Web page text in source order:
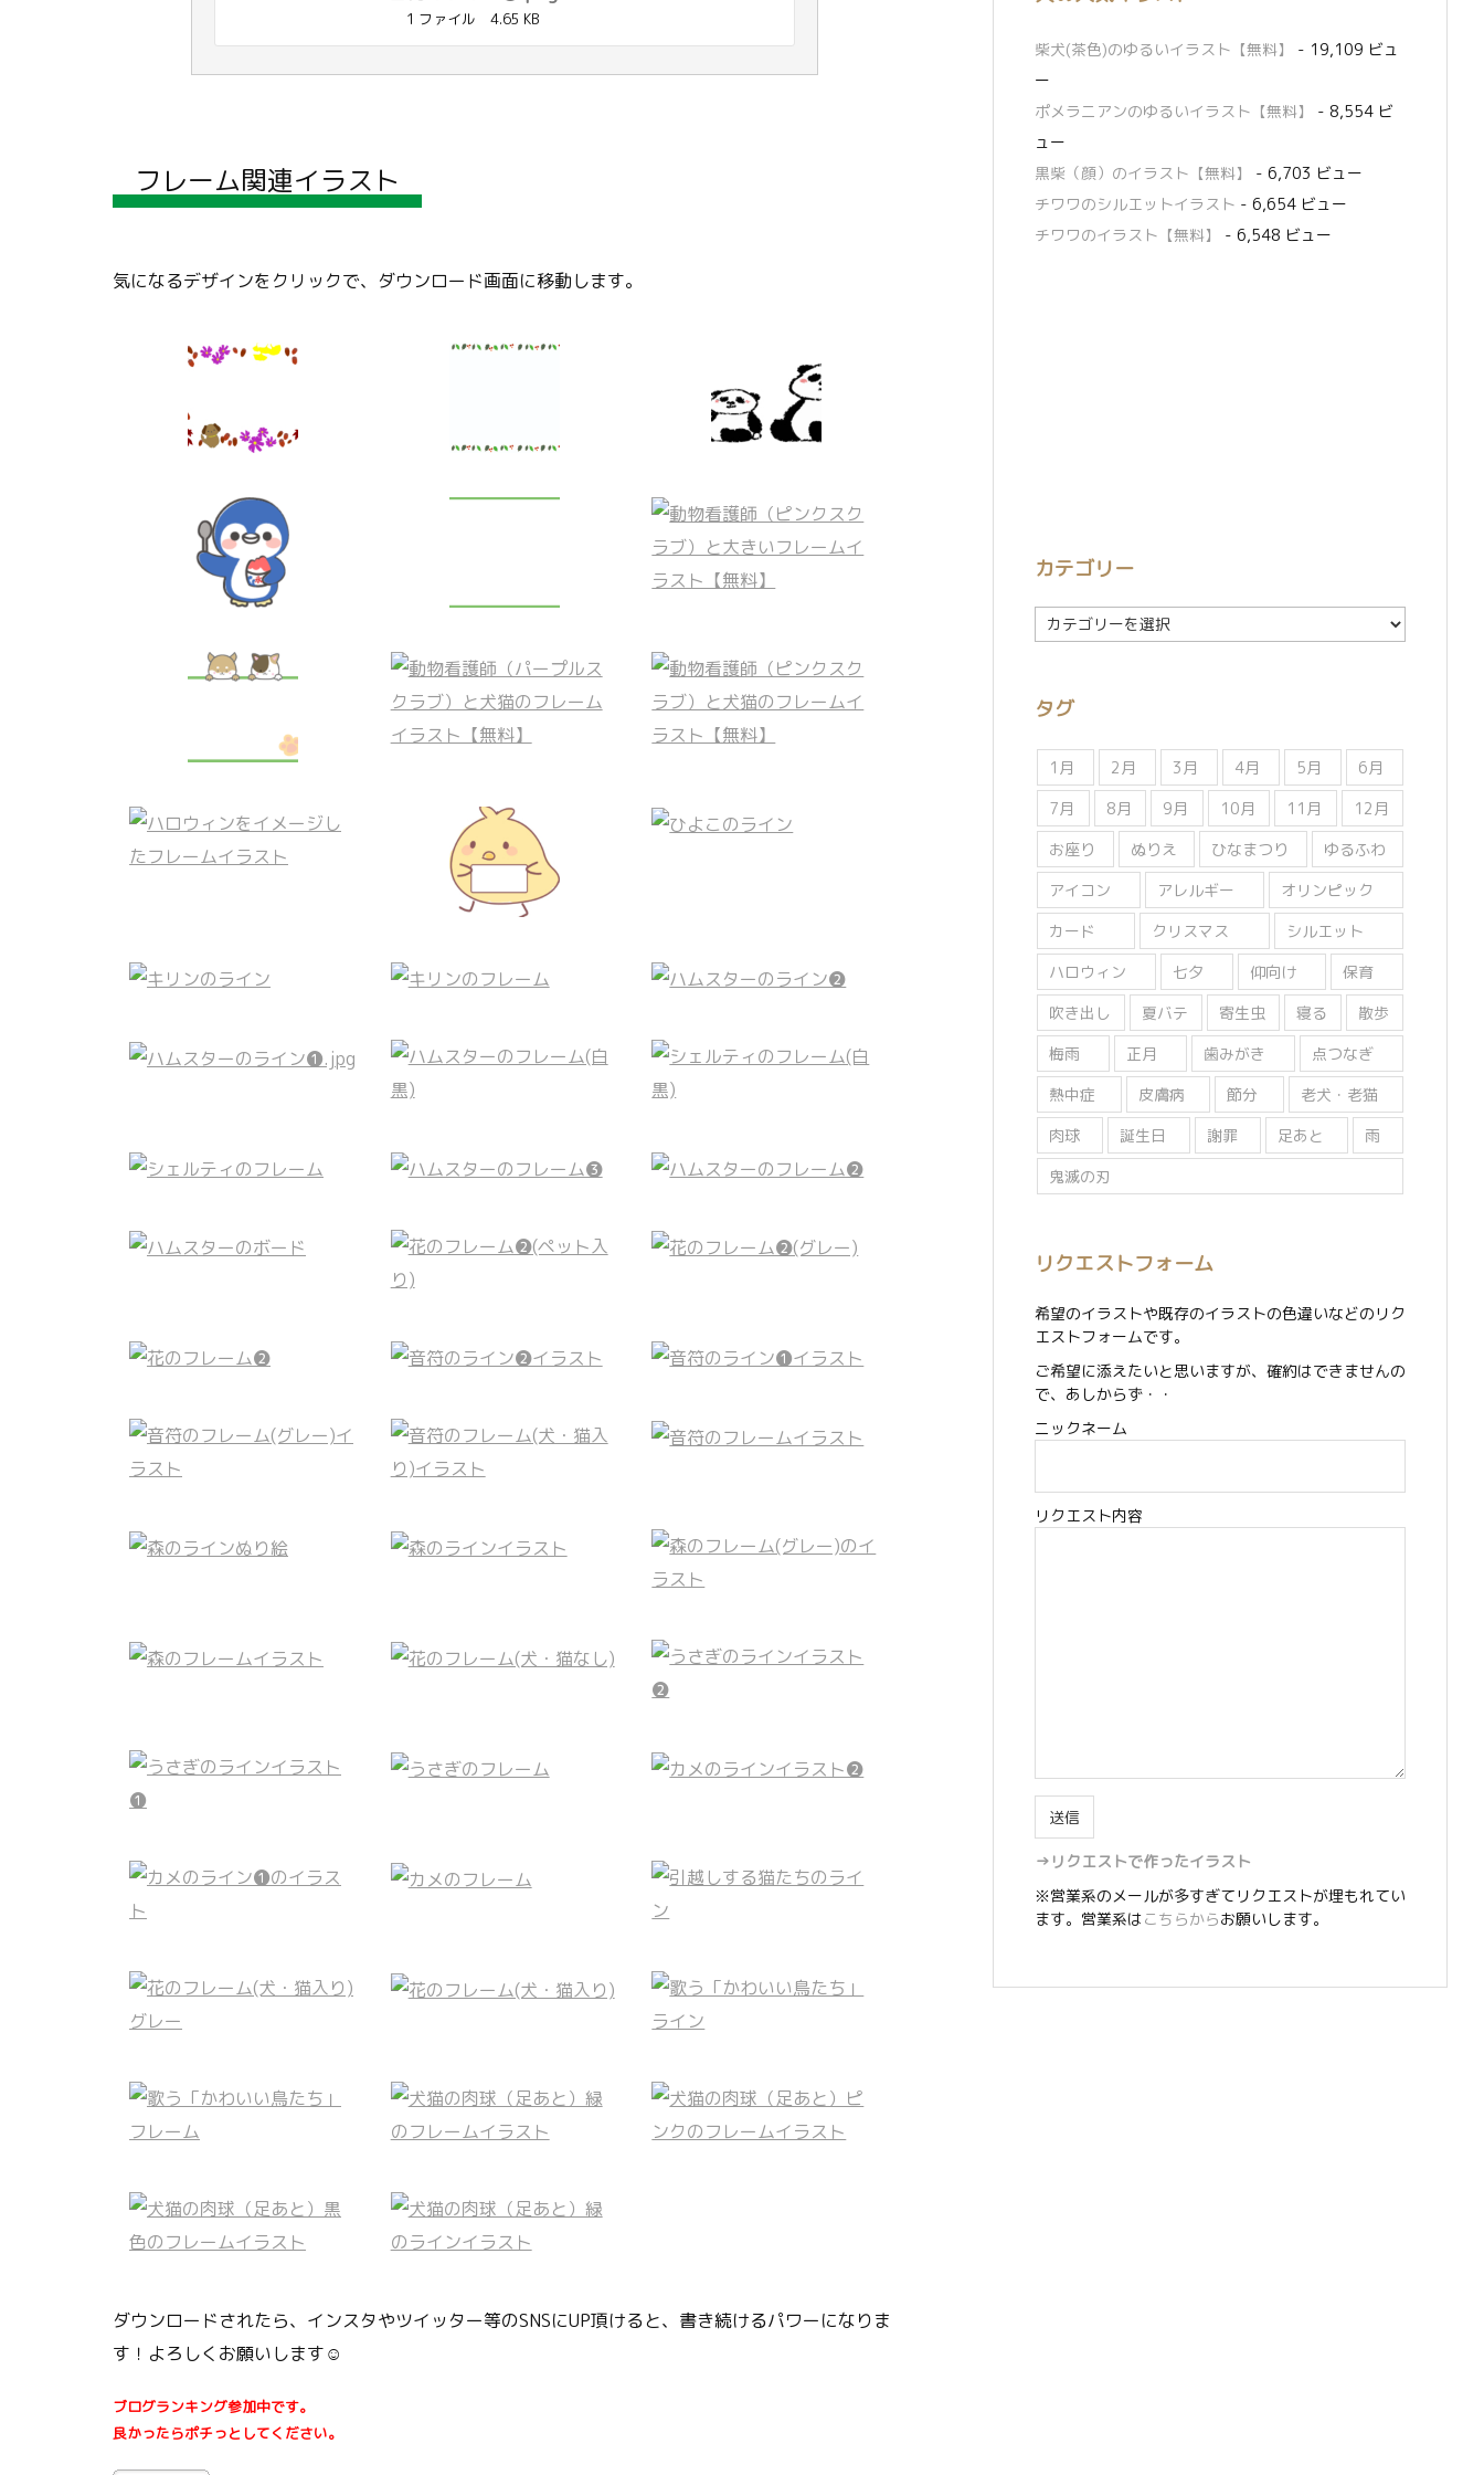
1 ファイル 4.65 KB
フレーム関連イラスト
気になるデザインをクリックで、ダウンロード画面に移動します。
ダウンロードされたら、インスタやツイッター等のSNSにUP頂けると、書き続けるパワーになりま
す！よろしくお願いします☺
ブログランキング参加中です。
良かったらポチっとしてください。
柴犬(茶色)のゆるいイラスト【無料】
- 19,109 ビュ
ー
ポメラニアンのゆるいイラスト【無料】
- 8,554 ビ
ュー
黒柴（顔）のイラスト【無料】
- 6,703 ビュー
チワワのシルエットイラスト - 6,654 ビュー
チワワのイラスト【無料】
- 6,548 ビュー
カテゴリー
カ
テ
ー
タグ
1月 2月 3月 4月 5月
6月
7月
8月 9月 10月 11月
12月
お座り
ぬりえ ひなまつり
ゆるふわ
アイコン
アレルギー
オリンピック
カード
クリスマス
シルエット
ハロウィン
七夕 仰向け
保育
吹き出し
夏バテ 寄生虫 寝る
散歩
梅雨
正月 歯みがき
点つなぎ
熱中症
皮膚病 節分
老犬・老猫
肉球
誕生日 謝罪 足あと
雨
鬼滅の刃
リクエストフォーム
希望のイラストや既存のイラストの色違いなどのリク
エストフォームです。
ご希望に添えたいと思いますが、確約はできませんの
で、あしからず・・
ニックネーム
リクエスト内容
→リクエストで作ったイラスト
※営業系のメールが多すぎてリクエストが埋もれてい
ます。営業系はこちらからお願いします。